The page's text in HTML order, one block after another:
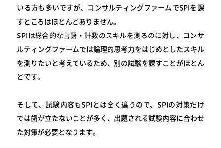
いる方も多いですが、コンサルティングファームでSPIを課
すところはほとんどありません。
SPIは総合的な言語・計数のスキルを測るのに対し、コンサ
ルティングファームでは論理的思考力をはじめとしたスキル
を測りたいと考えているため、別の試験を課すことがほとん
どです。
そして、試験内容もSPIとは全く違うので、SPIの対策だけ
では歯が立たないことが多く、出題される試験内容に合わせ
た対策が必要となります。